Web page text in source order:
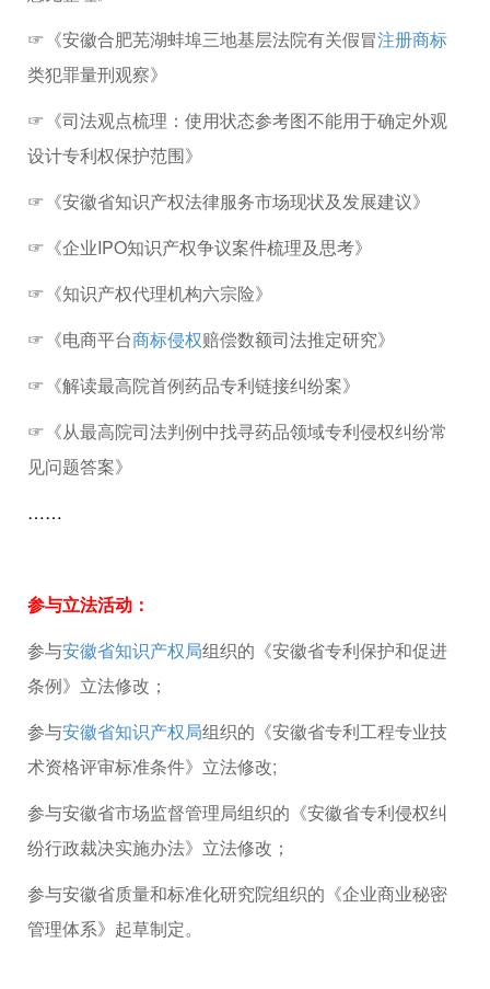
☞《安徽合肥芜湖蚌埠三地基层法院有关假冒注册商标
类犯罪量刑观察》
☞《司法观点梳理：使用状态参考图不能用于确定外观
设计专利权保护范围》
☞《安徽省知识产权法律服务市场现状及发展建议》
☞《企业IPO知识产权争议案件梳理及思考》
☞《知识产权代理机构六宗险》
☞《电商平台商标侵权赔偿数额司法推定研究》
☞《解读最高院首例药品专利链接纠纷案》
☞《从最高院司法判例中找寻药品领域专利侵权纠纷常
见问题答案》
……
参与立法活动：
参与安徽省知识产权局组织的《安徽省专利保护和促进
条例》立法修改；
参与安徽省知识产权局组织的《安徽省专利工程专业技
术资格评审标准条件》立法修改;
参与安徽省市场监督管理局组织的《安徽省专利侵权纠
纷行政裁决实施办法》立法修改；
参与安徽省质量和标准化研究院组织的《企业商业秘密
管理体系》起草制定。